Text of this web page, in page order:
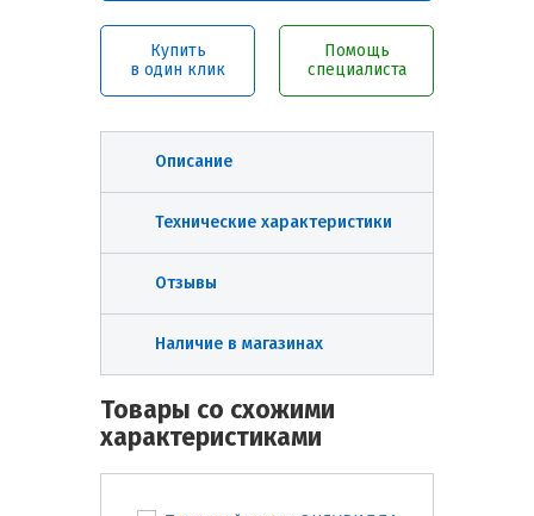
Купить
в один клик
Помощь
специалиста
Описание
Технические характеристики
Отзывы
Наличие в магазинах
Товары со схожими
характеристиками